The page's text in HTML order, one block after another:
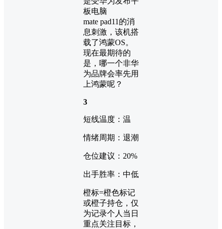
板电脑
mate pad11的消
息刺激，该机搭
载了鸿蒙OS。
现在最期待的
是，哪一个非华
为品牌会率先用
上鸿蒙呢？
3
短线温度：温
情绪周期：退潮
仓位建议：20%
出手胜率：中低
橙标=橙色标记
或橙子持仓，仅
为记录个人当日
重点关注目标，